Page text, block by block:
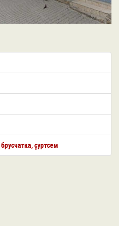
брусчатка,ҫуртсем